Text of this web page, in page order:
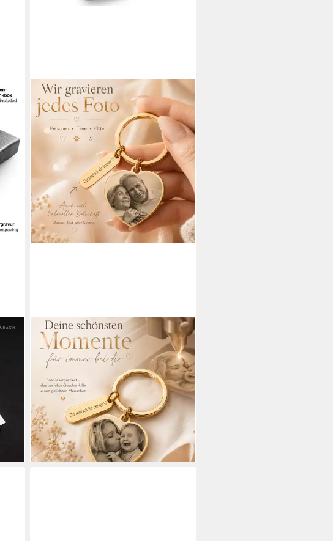
BS SCHMUCKDESIGN
Schlüsselanhänger mit Gravur Foto
Schlüsselanhänger personalisiert mit
Gravur Anhänger mit Bild (2-tlg.,
Foto graviert)
24,90 €
UVP49,90 €
-50%
lieferbar - in 5-6 Werktagen bei dir